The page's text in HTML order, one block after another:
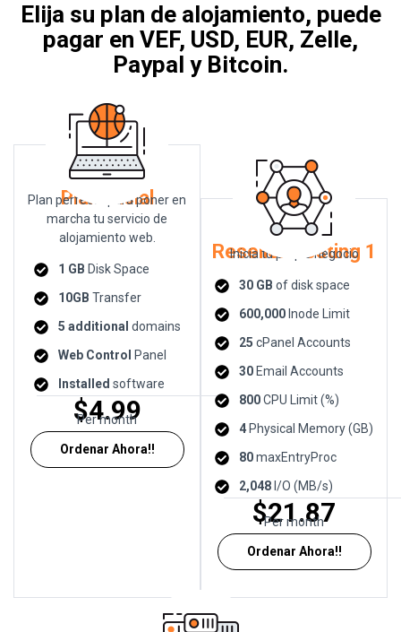
Elija su plan de alojamiento, puede
pagar en VEF, USD, EUR, Zelle,
Paypal y Bitcoin.
Plan inicial
Plan perfecto para poner en
marcha tu servicio de
alojamiento web.
1 GB Disk Space
10GB Transfer
5 additional domains
Web Control
Panel
Installed software
$4.99
Per month
Ordenar Ahora!!
Reseller Hosting 1
Inicia tu propio negocio
30 GB of disk space
600,000 Inode Limit
25 cPanel Accounts
30 Email Accounts
800CPU Limit (%)
4 Physical Memory (GB)
80maxEntryProc
2,048 I/O (MB/s)
$21.87
Per month
Ordenar Ahora!!